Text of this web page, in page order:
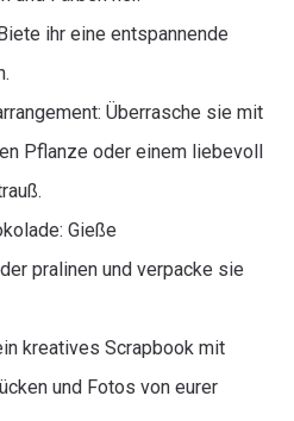
ihr eine entspannende
Überrasche sie mit
Pflanze oder einem liebevoll
Gieße
pralinen und verpacke sie
kreatives Scrapbook mit
und Fotos von eurer